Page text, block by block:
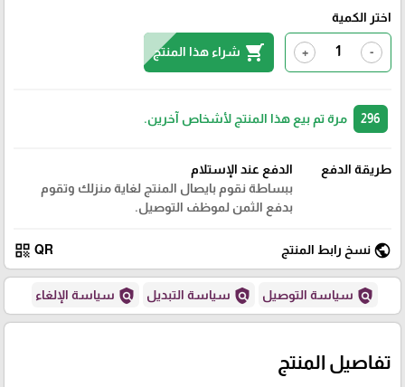
اختر الكمية
-
+
shopping_cart شراء هذا المنتج
مرة تم بيع هذا المنتج لأشخاص آخرين.
طريقة الدفع
الدفع عند الإستلام
ببساطة نقوم بايصال المنتج لغاية منزلك وتقوم
بدفع الثمن لموظف التوصيل.
public نسخ رابط المنتج QR
qr_code
policy سياسة التوصيل policy سياسة التبديل policy سياسة الإلغاء
تفاصيل المنتج